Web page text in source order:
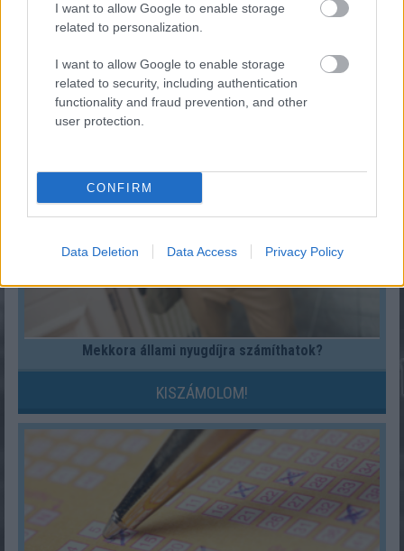
I want to allow Google to enable storage
related to personalization.
I want to allow Google to enable storage
related to security, including authentication
functionality and fraud prevention, and other
user protection.
CONFIRM
Data Deletion Data Access Privacy Policy
És ezeket kiszámoltad már?
Mekkora állami nyugdíjra számíthatok?
KISZÁMOLOM!